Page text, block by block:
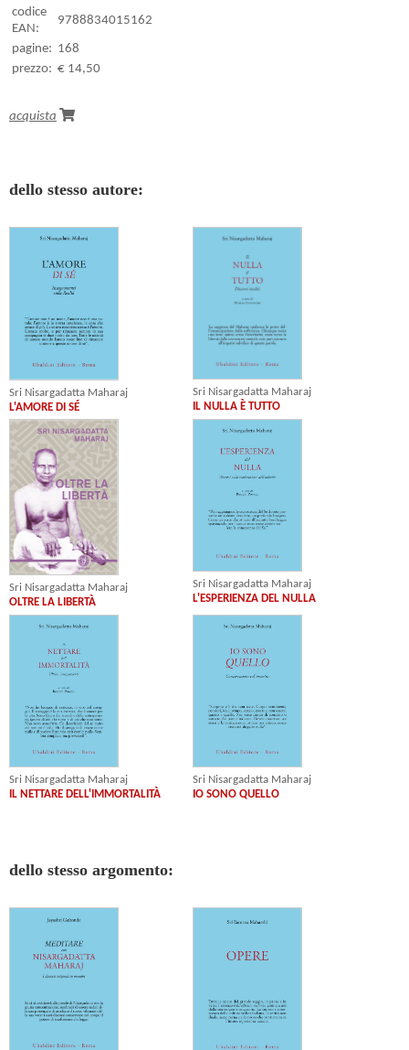
codice
EAN:
9788834015162
pagine: 168
prezzo: € 14,50
acquista
dello stesso autore:
Sri Nisargadatta Maharaj
L'AMORE DI SÉ
Sri Nisargadatta Maharaj
IL NULLA È TUTTO
Sri Nisargadatta Maharaj
OLTRE LA LIBERTÀ
Sri Nisargadatta Maharaj
L'ESPERIENZA DEL NULLA
Sri Nisargadatta Maharaj
IL NETTARE DELL'IMMORTALITÀ
Sri Nisargadatta Maharaj
IO SONO QUELLO
dello stesso argomento: